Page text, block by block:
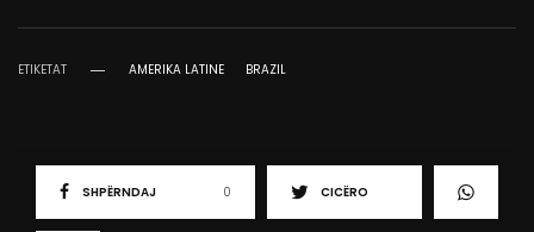
ETIKETAT AMERIKA LATINE BRAZIL
SHPËRNDAJ 0 CICËRO